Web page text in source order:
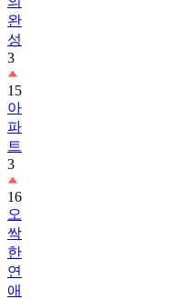
완
성
3
15
아
파
트
3
16
오
싹
한
연
애